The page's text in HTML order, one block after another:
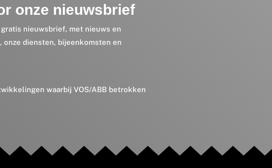
onze nieuwsbrief
nieuwsbrief, met nieuws en
diensten, bijeenkomsten en
waarbij VOS/ABB betrokken